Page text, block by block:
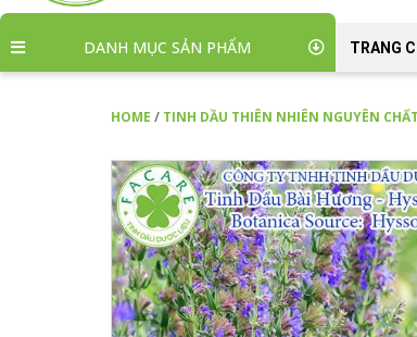
DANH MỤC SẢN PHẨM TRANG
HOME / TINH DẦU THIÊN NHIÊN NGUYÊN CHẤT